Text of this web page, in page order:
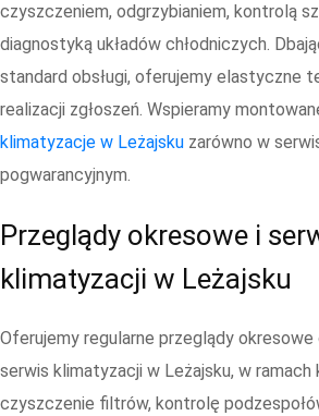
czyszczeniem, odgrzybianiem, kontrolą
diagnostyką układów chłodniczych.
standard obsługi, oferujemy elastyczne
realizacji zgłoszeń. Wspieramy
klimatyzacje w Leżajsku zarówno w
pogwarancyjnym.
Przeglądy okresowe i
klimatyzacji w Leżajsku
Oferujemy regularne przeglądy
serwis klimatyzacji w Leżajsku, w
czyszczenie filtrów, kontrolę